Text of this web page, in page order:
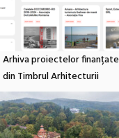
Arhiva proiectelor finanțate
din Timbrul Arhitecturii